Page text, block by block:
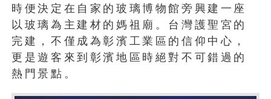
時便決定在自家的玻璃博物館旁興建一座
以玻璃為主建材的媽祖廟。台灣護聖宮的
完建，不僅成為彰濱工業區的信仰中心，
更是遊客來到彰濱地區時絕對不可錯過的
熱門景點。